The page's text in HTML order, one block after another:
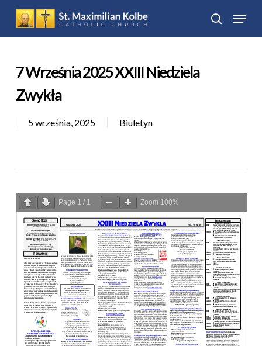
main
search
Menu
7 Września 2025 XXIII Niedziela
Zwykła
5 września, 2025 Biuletyn
Page 1 / 1 Zoom 100%
Close